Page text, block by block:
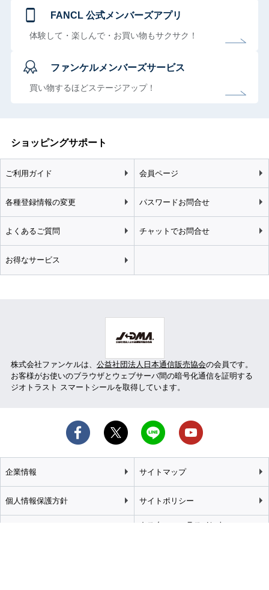
FANCL 公式メンバーズアプリ
体験して・楽しんで・お買い物もサクサク！
ファンケルメンバーズサービス
買い物するほどステージアップ！
ショッピングサポート
ご利用ガイド 会員ページ
各種登録情報の変更 パスワードお問合せ
よくあるご質問 チャットでお問合せ
お得なサービス
株式会社ファンケルは、 公益社団法人日本通信販売協会の会員です。
お客様がお使いのブラウザとウェブサーバ間の暗号化通信を証明する
ジオトラスト スマートシールを取得しています。
企業情報 サイトマップ
個人情報保護方針 サイトポリシー
カスタマーハラスメント